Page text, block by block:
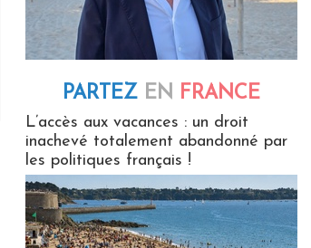
PARTEZ EN FRANCE
L’accès aux vacances : un droit
inachevé totalement abandonné par
les politiques français !